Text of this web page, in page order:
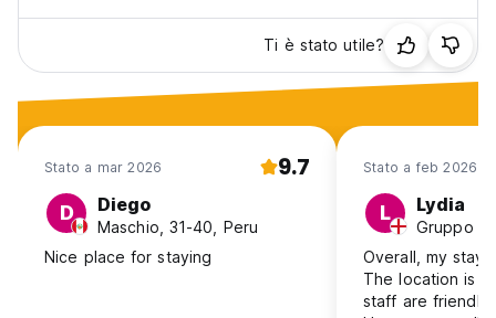
Ti è stato utile?
Stato a mar 2026 9.7
D Diego
Maschio, 31-40, Peru
Nice place for staying
Stato a feb 2026
L Lydia
Overall, my
The location is
staff are friendly